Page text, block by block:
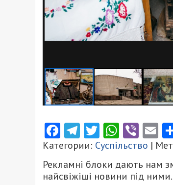
Facebook
Telegram
Twitter
Категории: Суспільство |
Рекламні блоки дають нам
найсвіжіші новини під ними.